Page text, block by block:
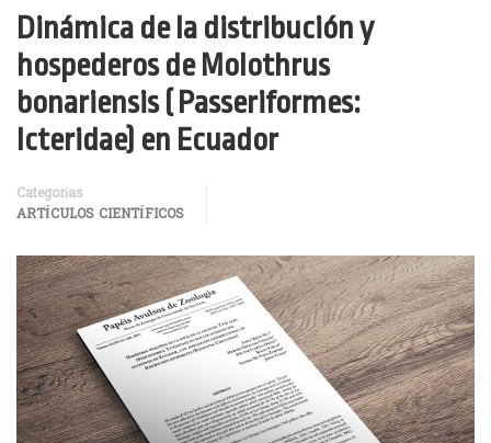
Dinámica de la distribución y
hospederos de Molothrus
bonariensis ( Passeriformes:
lcteridae) en Ecuador
Categorías
ARTÍCULOS CIENTÍFICOS